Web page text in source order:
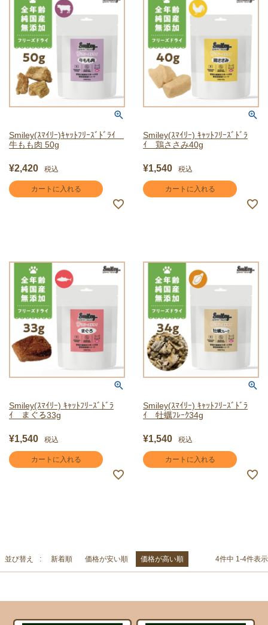
Smiley(ｽﾏｲﾘｰ)ｷｬｯﾄﾌﾘｰｽﾞﾄﾞﾗｲ
牛もも肉 50g
¥2,420 税込
カートに入れる
Smiley(ｽﾏｲﾘｰ) ｷｬｯﾄﾌﾘｰｽﾞﾄﾞﾗ
ｲ 鶏ささみ40g
¥1,540 税込
カートに入れる
Smiley(ｽﾏｲﾘｰ) ｷｬｯﾄﾌﾘｰｽﾞﾄﾞﾗ
ｲ まぐろ33g
¥1,540 税込
カートに入れる
Smiley(ｽﾏｲﾘｰ) ｷｬｯﾄﾌﾘｰｽﾞﾄﾞﾗ
ｲ 牡蠣ﾌﾚｰｸ34g
¥1,540 税込
カートに入れる
並び替え 新着順 価格が安い順 価格が高い順 4件中 1-4件表示